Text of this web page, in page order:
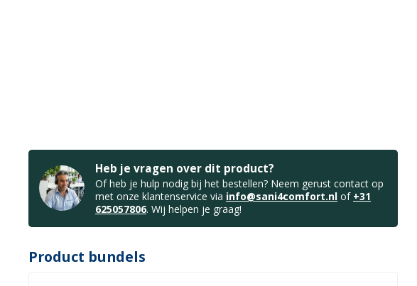
Heb je vragen over dit product?
Of heb je hulp nodig bij het bestellen? Neem gerust contact op
met onze klantenservice via info@sani4comfort.nl of +31
625057806. Wij helpen je graag!
Product bundels